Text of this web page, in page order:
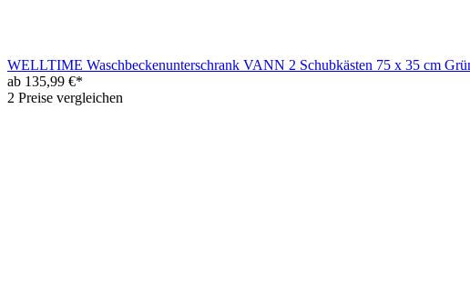
WELLTIME Waschbeckenunterschrank VANN 2 Schubkästen 75 x 35 cm
ab 135,99 €*
2 Preise vergleichen